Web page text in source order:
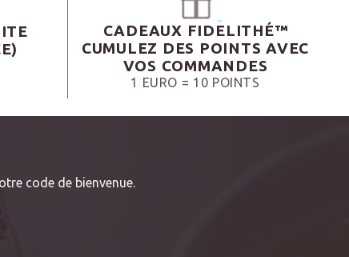
CADEAUX FIDELITHÉ™
CUMULEZ DES POINTS AVEC
VOS COMMANDES
1 EURO = 10 POINTS
code de bienvenue.